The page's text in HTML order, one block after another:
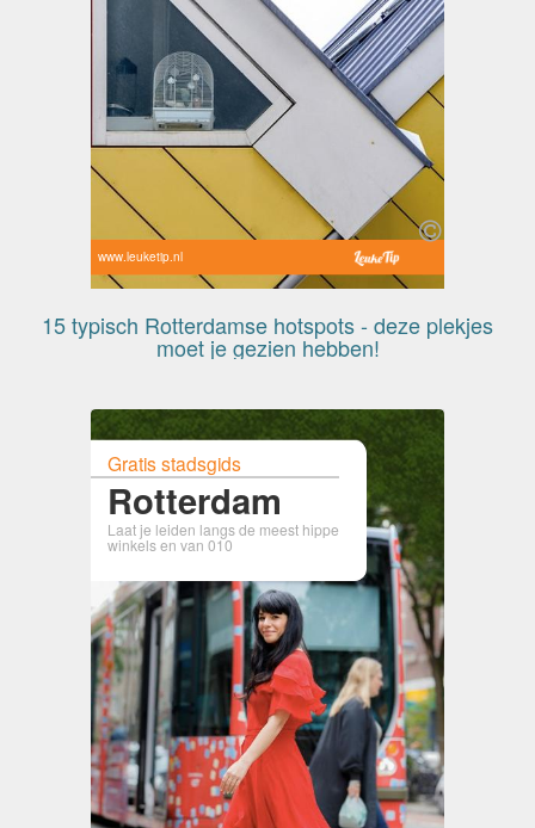
www.leuketip.nl
15 typisch Rotterdamse hotspots - deze plekjes
moet je gezien hebben!
Gratis stadsgids
Rotterdam
Laat je leiden langs de meest hippe
winkels en van 010